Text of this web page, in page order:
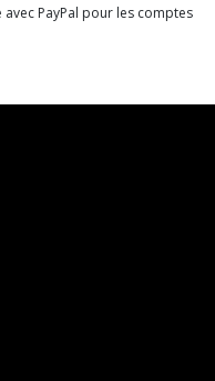
PayPal pour les comptes